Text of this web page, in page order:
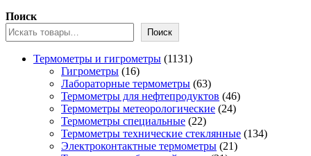
Поиск
Поиск
Термометры и гигрометры 11311131
Гигрометры 1616
товаров
Лабораторные термометры 6363
товара
Термометры для нефтепродуктов 4646
Термометры метеорологические 2424
Термометры специальные 2222
товара
Термометры технические стеклянные 134134
Электроконтактные термометры 2121